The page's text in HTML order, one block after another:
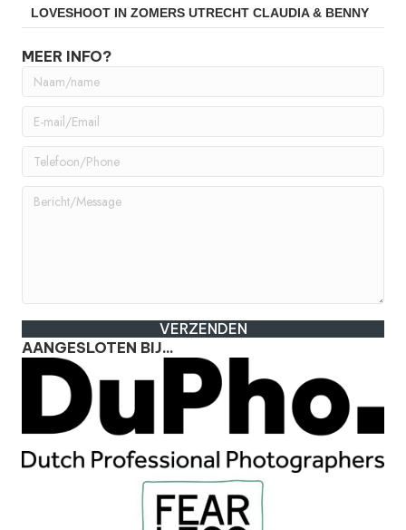
LOVESHOOT IN ZOMERS UTRECHT CLAUDIA & BENNY
MEER INFO?
VERZENDEN
AANGESLOTEN BIJ...